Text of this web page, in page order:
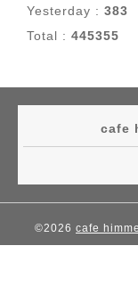
Yesterday : 383
Total : 445355
cafe
©2026 cafe